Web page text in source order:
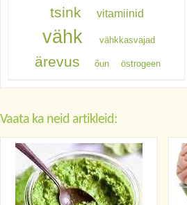
tsink vitamiinid
vähk vähkkasvajad
ärevus õun östrogeen
Vaata ka neid artikleid: